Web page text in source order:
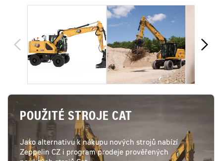
POUŽITÉ STROJE CAT
Jako alternativu k nákupu nových strojů nabízí
Zeppelin CZ i program prodeje prověřených